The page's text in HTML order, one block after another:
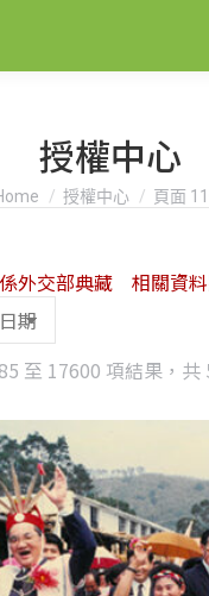
授權中心
are here:
授權中心 頁面
至 17600 項結果，共
外交部典藏 相關資